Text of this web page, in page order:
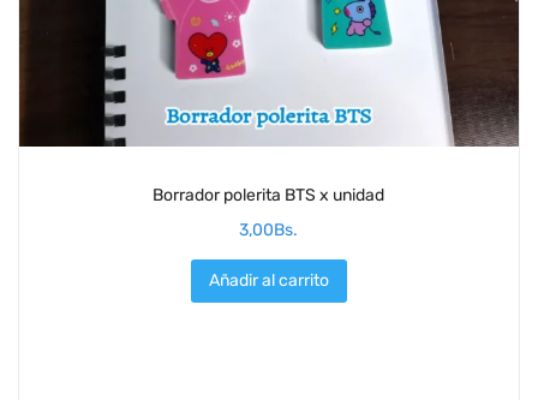
Borrador polerita BTS x unidad
3,00Bs.
Añadir al carrito